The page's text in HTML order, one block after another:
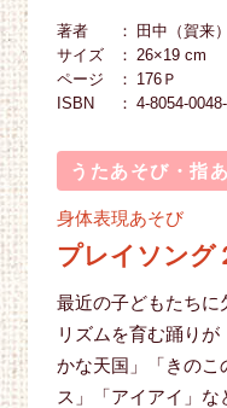
著者
田中（賀来
サイズ
26×19 cm
ページ
176Ｐ
ISBN
4-8054-
うたあそび・指
身体表現あそび
プレイソング
最近の子どもたちに
リズムを育む踊り
かな天国」「きのこ
ス」「アイアイ」